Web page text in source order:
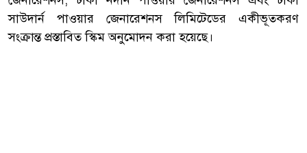
সাউদার্ন পাওয়ার জেনারেশনস লিমিটেডের একীভূতকরণ
সংক্রান্ত প্রস্তাবিত স্কিম অনুমোদন করা হয়েছে।